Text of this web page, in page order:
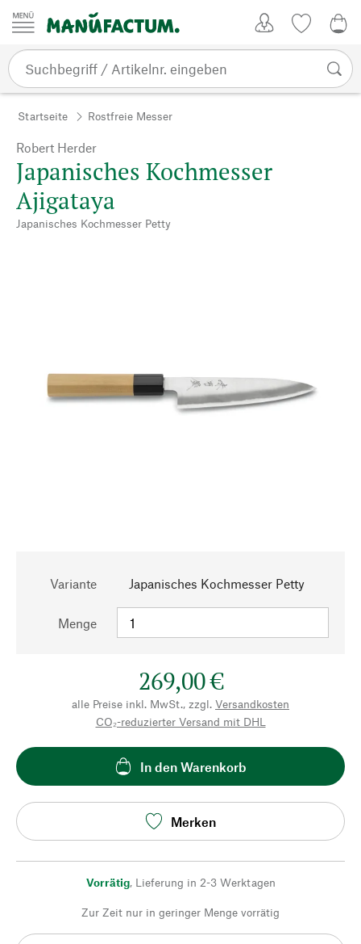
Zum Inhalt springen
Startseite Rostfreie Messer
Robert Herder
Japanisches Kochmesser
Ajigataya
Japanisches Kochmesser Petty
Variante Japanisches Kochmesser Petty
Menge
269,00 €
alle Preise inkl. MwSt., zzgl. Versandkosten
CO₂-reduzierter Versand mit DHL
In den Warenkorb
Merken
Vorrätig, Lieferung in 2-3 Werktagen
Zur Zeit nur in geringer Menge vorrätig